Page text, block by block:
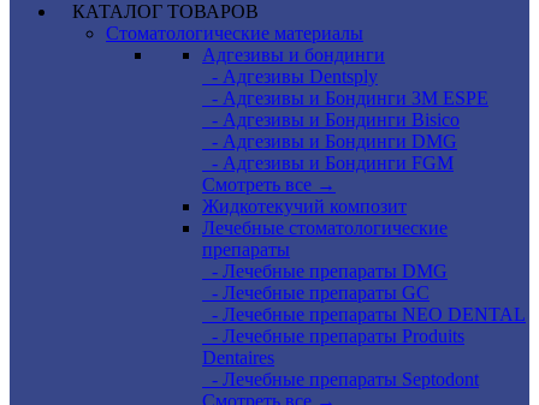
КАТАЛОГ ТОВАРОВ
Стоматологические материалы
Адгезивы и бондинги
- Адгезивы Dentsply
- Адгезивы и Бондинги 3M ESPE
- Адгезивы и Бондинги Bisico
- Адгезивы и Бондинги DMG
- Адгезивы и Бондинги FGM
Смотреть все →
Жидкотекучий композит
Лечебные стоматологические
препараты
- Лечебные препараты DMG
- Лечебные препараты GC
- Лечебные препараты NEO DENTAL
- Лечебные препараты Produits
Dentaires
- Лечебные препараты Septodont
Смотреть все →